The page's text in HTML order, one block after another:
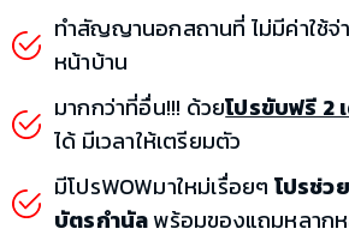
ทำสัญญานอกสถานที่ ไม่มีค่าใช้จ่
หน้าบ้าน
มากกว่าที่อื่น!!! ด้วยโปรขับฟรี 2
ได้ มีเวลาให้เตรียมตัว
มีโปรWOWมาใหม่เรื่อยๆ โปรช่ว
บัตรกำนัลพร้อมของแถมหลาก